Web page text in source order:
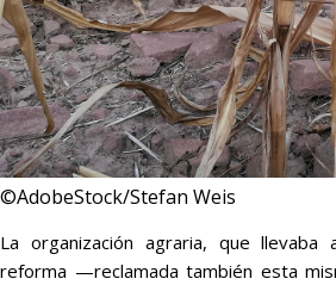
©AdobeStock/Stefan Weis
La organización agraria, que llevaba
reforma —reclamada también esta